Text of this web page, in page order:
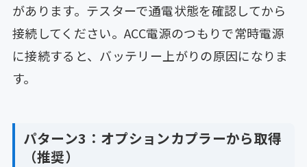
があります。テスターで通電状態を確認してから
接続してください。ACC電源のつもりで常時電源
に接続すると、バッテリー上がりの原因になりま
す。
パターン3：オプションカプラーから取得
（推奨）